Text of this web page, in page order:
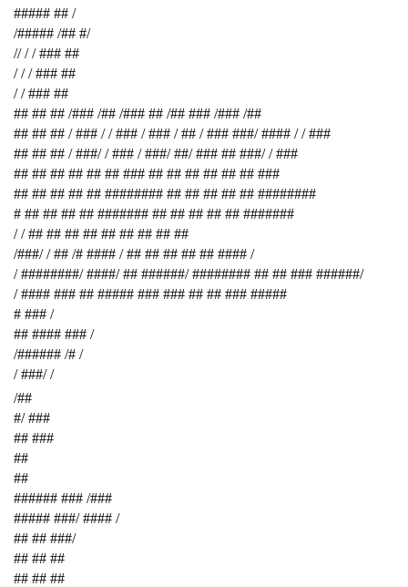
##### ## /
/##### /## #/
// / / ### ##
/ / / ### ##
/ / ### ##
## ## ## /### /## /### ## /## ### /### /##
## ## ## / ### / / ### / ### / ## / ### ###/ #### / / ###
## ## ## / ###/ / ### / ###/ ##/ ### ## ###/ / ###
## ## ## ## ## ## ### ## ## ## ## ## ## ###
## ## ## ## ## ######## ## ## ## ## ## ########
# ## ## ## ## ####### ## ## ## ## ## #######
/ / ## ## ## ## ## ## ## ## ##
/###/ / ## /# #### / ## ## ## ## ## #### /
/ ########/ ####/ ## ######/ ######## ## ## ### ######/
/ #### ### ## ##### ### ### ## ## ### #####
# ### /
## #### ### /
/###### /# /
/ ###/ /
/##
#/ ###
## ###
##
##
###### ### /###
##### ###/ #### /
## ## ###/
## ## ##
## ## ##